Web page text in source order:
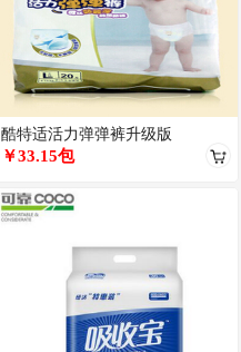
酷特适活力弹弹裤升级版
￥33.15包